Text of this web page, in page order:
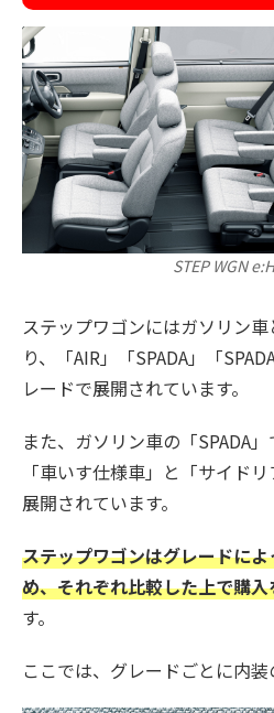
STEP WGN
ステップワゴンにはガソリン
り、「AIR」「SPADA」「
レードで展開されています。
また、ガソリン車の「SPADA
「車いす仕様車」と「サイド
展開されています。
ステップワゴンはグレードに
め、それぞれ比較した上で購
す。
ここでは、グレードごとに内装